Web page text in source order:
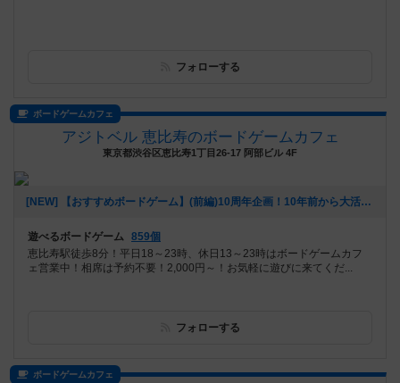
フォローする
ボードゲームカフェ
アジトベル 恵比寿のボードゲームカフェ
東京都渋谷区恵比寿1丁目26-17 阿部ビル 4F
[NEW] 【おすすめボードゲーム】(前編)10周年企画！10年前から大活躍のボードゲーム【#163】をあげました（2026年08月06日 00時03分）
遊べるボードゲーム 859個
恵比寿駅徒歩8分！平日18～23時、休日13～23時はボードゲームカフ
ェ営業中！相席は予約不要！2,000円～！お気軽に遊びに来てくだ...
フォローする
ボードゲームカフェ